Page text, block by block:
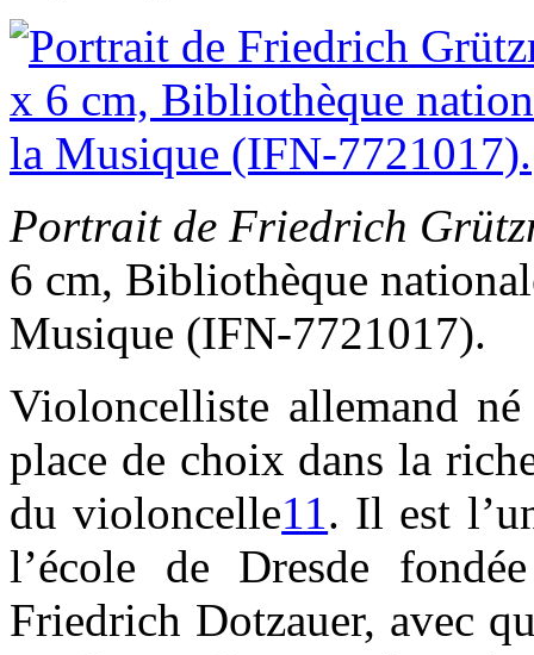
Portrait de Friedrich
6 cm, Bibliothèque
Musique (IFN-7721017).
Violoncelliste allemand
place de choix dans la
du violoncelle11. Il est
l’école de Dresde
Friedrich Dotzauer, avec